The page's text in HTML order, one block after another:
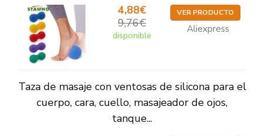
4,88€
9,76€
disponible
VER PRODUCTO
Aliexpress
Taza de masaje con ventosas de silicona para el
cuerpo, cara, cuello, masajeador de ojos,
tanque...